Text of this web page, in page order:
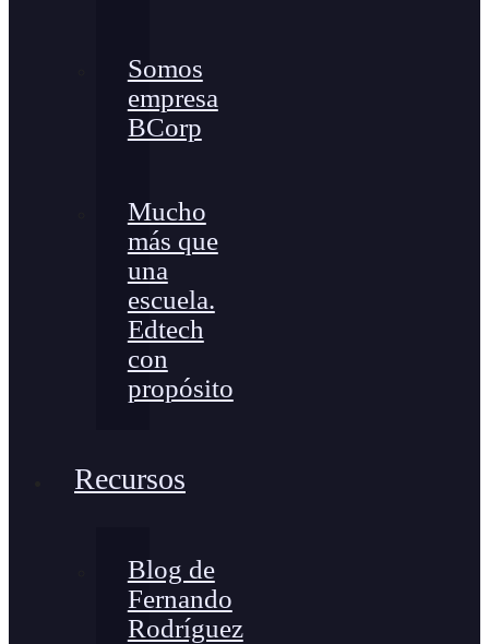
Somos
empresa
BCorp
Mucho
más que
una
escuela.
Edtech
con
propósito
Recursos
Blog de
Fernando
Rodríguez